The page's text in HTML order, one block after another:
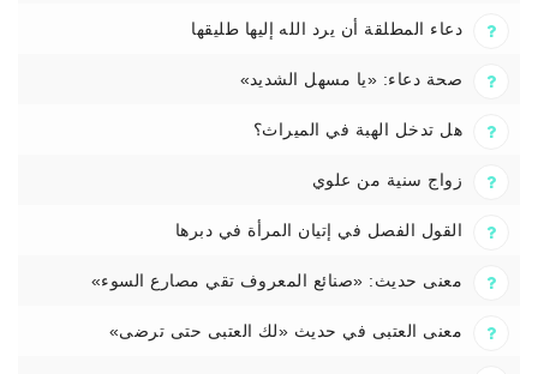
دعاء المطلقة أن يرد الله إليها طليقها
صحة دعاء: «يا مسهل الشديد»
هل تدخل الهبة في الميراث؟
زواج سنية من علوي
القول الفصل في إتيان المرأة في دبرها
معنى حديث: «صنائع المعروف تقي مصارع السوء»
معنى العتبى في حديث «لك العتبى حتى ترضى»